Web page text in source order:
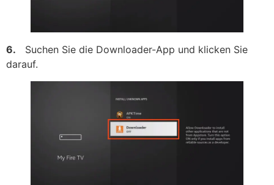
6. Suchen Sie die Downloader-App und klicken Sie
darauf.